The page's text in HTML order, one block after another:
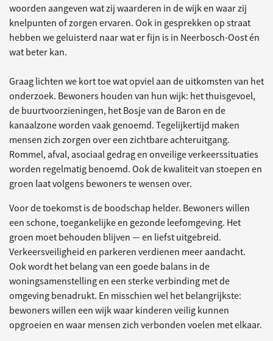
woorden aangeven wat zij waarderen in de wijk en waar zij
knelpunten of zorgen ervaren. Ook in gesprekken op straat
hebben we geluisterd naar wat er fijn is in Neerbosch-Oost én
wat beter kan.
Graag lichten we kort toe wat opviel aan de uitkomsten van het
onderzoek. Bewoners houden van hun wijk: het thuisgevoel,
de buurtvoorzieningen, het Bosje van de Baron en de
kanaalzone worden vaak genoemd. Tegelijkertijd maken
mensen zich zorgen over een zichtbare achteruitgang.
Rommel, afval, asociaal gedrag en onveilige verkeerssituaties
worden regelmatig benoemd. Ook de kwaliteit van stoepen en
groen laat volgens bewoners te wensen over.
Voor de toekomst is de boodschap helder. Bewoners willen
een schone, toegankelijke en gezonde leefomgeving. Het
groen moet behouden blijven — en liefst uitgebreid.
Verkeersveiligheid en parkeren verdienen meer aandacht.
Ook wordt het belang van een goede balans in de
woningsamenstelling en een sterke verbinding met de
omgeving benadrukt. En misschien wel het belangrijkste:
bewoners willen een wijk waar kinderen veilig kunnen
opgroeien en waar mensen zich verbonden voelen met elkaar.